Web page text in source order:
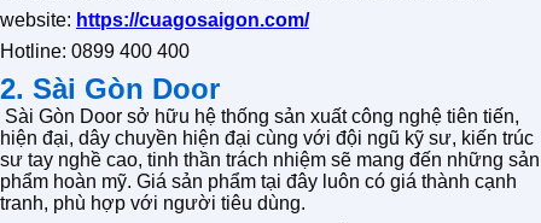
website: https://cuagosaigon.com/
Hotline: 0899 400 400
2. Sài Gòn Door
Sài Gòn Door sở hữu hệ thống sản xuất công nghệ tiên tiến,
hiện đại, dây chuyền hiện đại cùng với đội ngũ kỹ sư, kiến trúc
sư tay nghề cao, tinh thần trách nhiệm sẽ mang đến những sản
phẩm hoàn mỹ. Giá sản phẩm tại đây luôn có giá thành cạnh
tranh, phù hợp với người tiêu dùng.